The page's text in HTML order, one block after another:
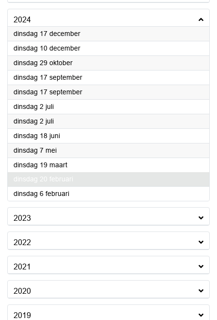
2024
dinsdag 17 december2024
dinsdag 10 december2024
dinsdag 29 oktober2024
dinsdag 17 september2024
dinsdag 17 september2024
dinsdag 2 juli2024
dinsdag 2 juli2024
dinsdag 18 juni2024
dinsdag 7 mei2024
dinsdag 19 maart2024
dinsdag 20 februari
dinsdag 6 februari2024
2023
2022
2021
2020
2019